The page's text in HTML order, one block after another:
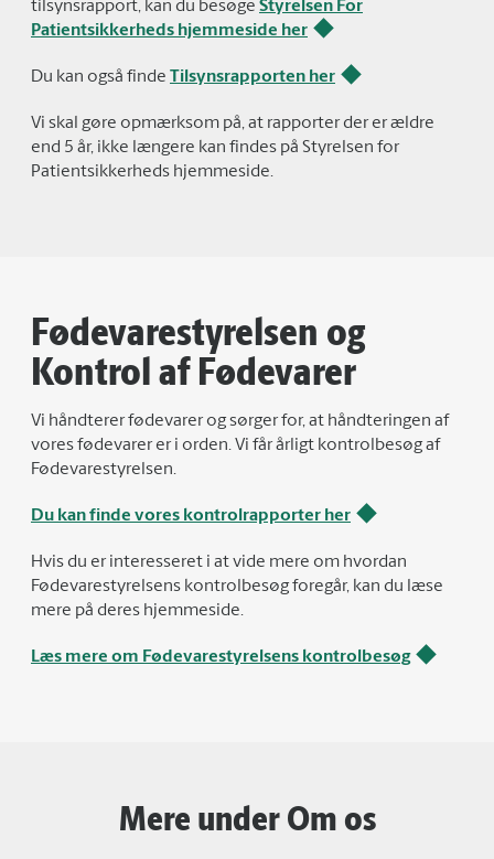
tilsynsrapport, kan du besøge Styrelsen For
Patientsikkerheds hjemmeside her
Du kan også finde Tilsynsrapporten her
Vi skal gøre opmærksom på, at rapporter der er ældre
end 5 år, ikke længere kan findes på Styrelsen for
Patientsikkerheds hjemmeside.
Fødevarestyrelsen og
Kontrol af Fødevarer
Vi håndterer fødevarer og sørger for, at håndteringen af
vores fødevarer er i orden. Vi får årligt kontrolbesøg af
Fødevarestyrelsen.
Du kan finde vores kontrolrapporter her
Hvis du er interesseret i at vide mere om hvordan
Fødevarestyrelsens kontrolbesøg foregår, kan du læse
mere på deres hjemmeside.
Læs mere om Fødevarestyrelsens kontrolbesøg
Mere under Om os